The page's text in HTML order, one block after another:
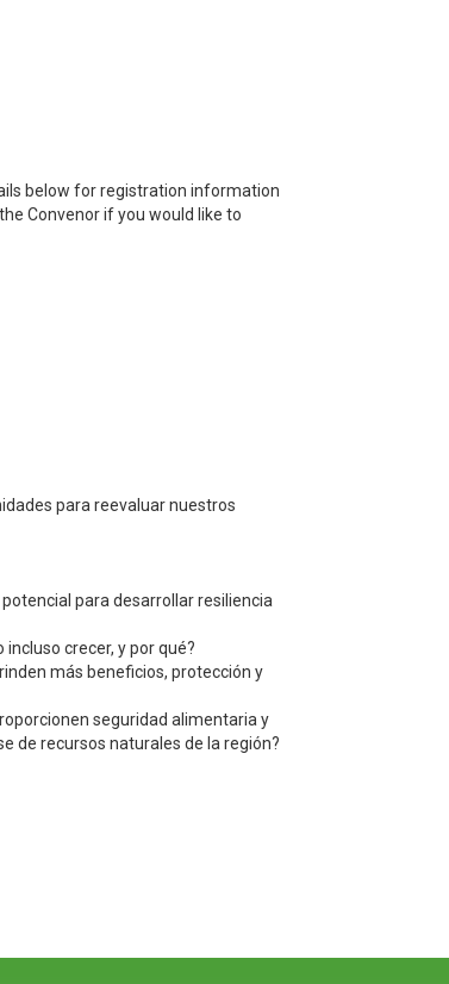
below for registration information
Convenor if you would like to
para reevaluar nuestros
para desarrollar resiliencia
crecer, y por qué?
más beneficios, protección y
seguridad alimentaria y
de recursos naturales de la región?